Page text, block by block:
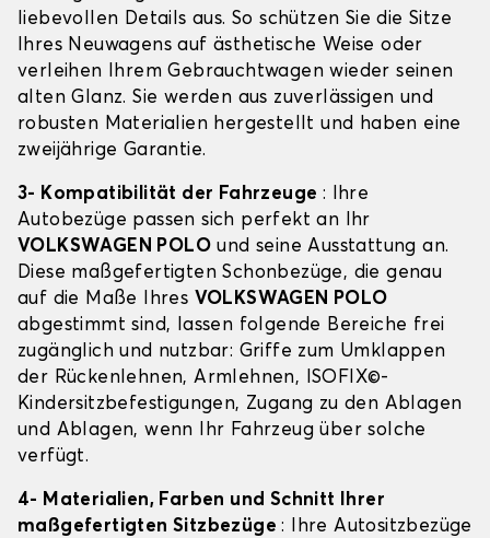
liebevollen Details aus. So schützen Sie die Sitze
Ihres Neuwagens auf ästhetische Weise oder
verleihen Ihrem Gebrauchtwagen wieder seinen
alten Glanz. Sie werden aus zuverlässigen und
robusten Materialien hergestellt und haben eine
zweijährige Garantie.
3- Kompatibilität der Fahrzeuge : Ihre
Autobezüge passen sich perfekt an Ihr
VOLKSWAGEN POLO und seine Ausstattung an.
Diese maßgefertigten Schonbezüge, die genau
auf die Maße Ihres VOLKSWAGEN POLO
abgestimmt sind, lassen folgende Bereiche frei
zugänglich und nutzbar: Griffe zum Umklappen
der Rückenlehnen, Armlehnen, ISOFIX©-
Kindersitzbefestigungen, Zugang zu den Ablagen
und Ablagen, wenn Ihr Fahrzeug über solche
verfügt.
4- Materialien, Farben und Schnitt Ihrer
maßgefertigten Sitzbezüge: Ihre Autositzbezüge